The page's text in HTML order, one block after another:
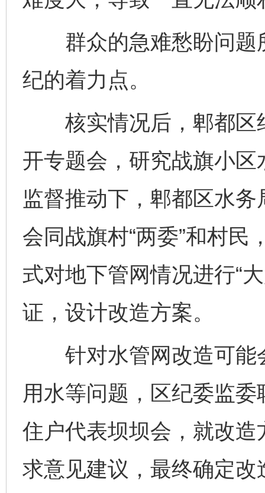
群众的急难愁盼问题
纪的着力点。
核实情况后，郫都区
开专题会，研究战旗小
监督推动下，郫都区水
会同战旗村“两委”和村
式对地下管网情况进行“
证，设计改造方案。
针对水管网改造可能
用水等问题，区纪委监委
住户代表坝坝会，就改
求意见建议，最终确定